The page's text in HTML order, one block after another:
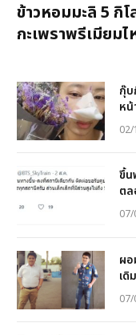
ข้าวหอมมะลิ 5 กิ
กะเพราพรีเมียมไ
กุ๊บ
หน้
ขึ้น
ตล
ผอ
เดิ